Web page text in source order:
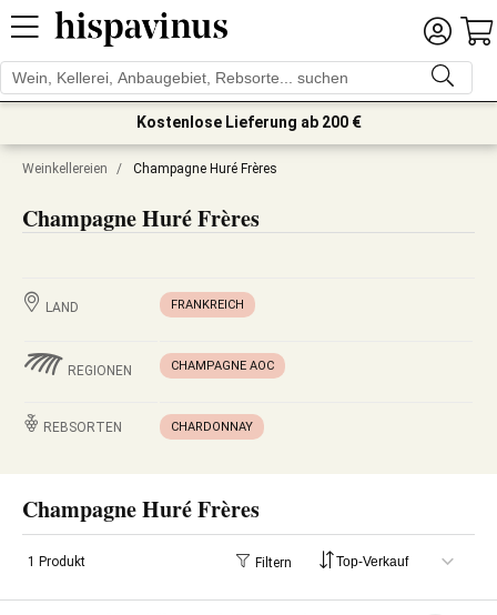
Kostenlose Lieferung ab 200 €
Weinkellereien / Champagne Huré Frères
Champagne Huré Frères
LAND FRANKREICH
REGIONEN CHAMPAGNE AOC
REBSORTEN CHARDONNAY
Champagne Huré Frères
1 Produkt Filtern